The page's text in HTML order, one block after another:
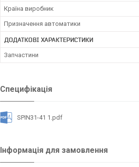
Країна виробник
Призначення автоматики
ДОДАТКОВІ ХАРАКТЕРИСТИКИ
Запчастини
Специфікація
SPIN31-41 1.pdf
Інформація для замовлення